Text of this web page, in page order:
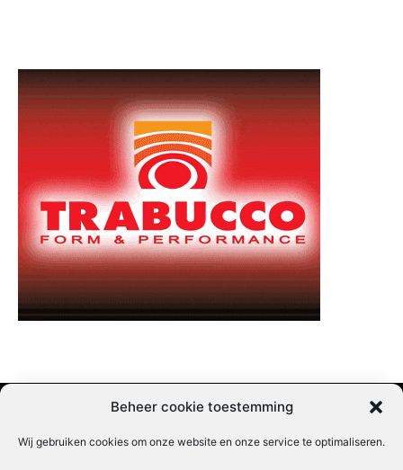
Beheer cookie toestemming
Wij gebruiken cookies om onze website en onze service te optimaliseren.